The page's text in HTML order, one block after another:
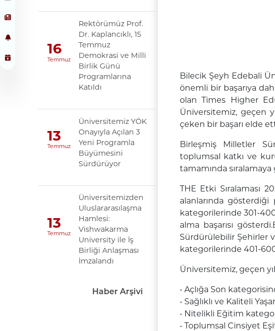
16
Temmuz
Rektörümüz Prof.
Dr. Kaplancıklı, 15
Temmuz
Demokrasi ve Milli
Birlik Günü
Programlarına
Katıldı
13
Temmuz
Üniversitemiz YÖK
Onayıyla Açılan 3
Yeni Programla
Büyümesini
Sürdürüyor
13
Temmuz
Üniversitemizden
Uluslararasılaşma
Hamlesi:
Vishwakarma
University ile İş
Birliği Anlaşması
İmzalandı
Haber Arşivi
Bilecik Şeyh Edebali
önemli bir başarıya
olan Times Higher
Üniversitemiz, geçen
çeken bir başarı elde
Birleşmiş Milletler
toplumsal katkı ve
tamamında
THE Etki Sıralaması
alanlarında gösterdiği
kategorilerinde 301-
alma başarısı gösterdi.
Sürdürülebilir Şehirler
kategorilerinde 401-
Üniversitemiz, geçen
• Açlığa Son
• Sağlıklı ve Kaliteli
• Nitelikli Eğitim
• Toplumsal Cinsiyet